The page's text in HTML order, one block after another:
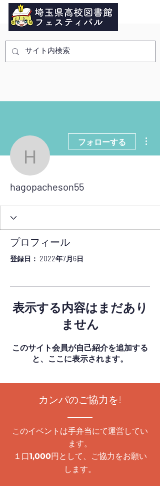
hagopacheson55
フォローする
hagopacheson55
プロフィール
登録日： 2022年7月6日
表示する内容はまだあり
ません
このサイト会員が自己紹介を追加する
と、ここに表示されます。
カンパのご協力を!
このイベントは手弁当にて運営してい
ます。
１口1,000円として、ご協力をお願い
します。